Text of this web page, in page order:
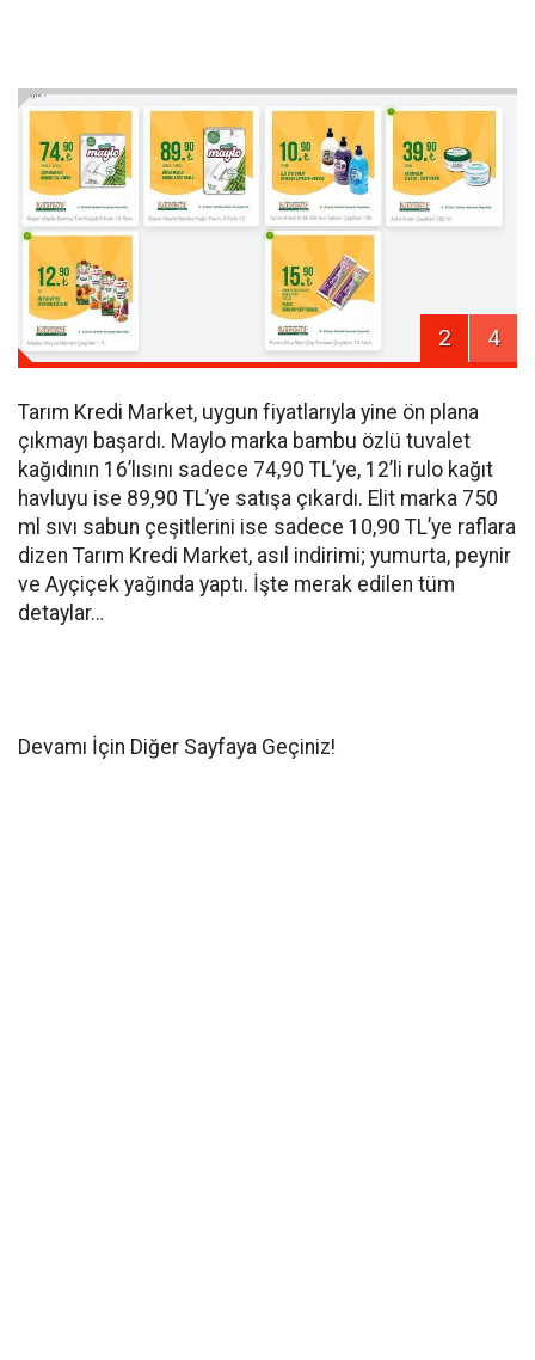
2 4
Tarım Kredi Market, uygun fiyatlarıyla yine ön plana
çıkmayı başardı. Maylo marka bambu özlü tuvalet
kağıdının 16’lısını sadece 74,90 TL’ye, 12’li rulo kağıt
havluyu ise 89,90 TL’ye satışa çıkardı. Elit marka 750
ml sıvı sabun çeşitlerini ise sadece 10,90 TL’ye raflara
dizen Tarım Kredi Market, asıl indirimi; yumurta, peynir
ve Ayçiçek yağında yaptı. İşte merak edilen tüm
detaylar…
Devamı İçin Diğer Sayfaya Geçiniz!